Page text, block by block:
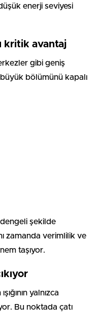
enerji seviyesi
kritik avantaj
gibi geniş
bölümünü kapalı
dengeli şekilde
zamanda verimlilik ve
taşıyor.
yalnızca
Bu noktada çatı